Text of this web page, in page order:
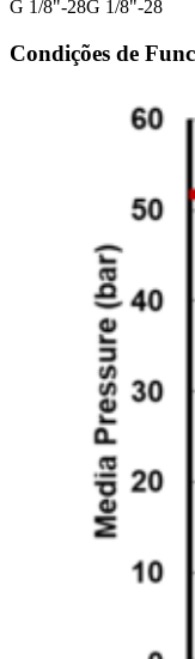
G 1/8"-28G 1/8"-28
Condições de